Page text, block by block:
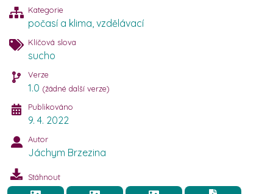
Kategorie
počasí a klima vzdělávací
Klíčová slova
sucho
Verze
1.0 (žádné další verze)
Publikováno
9. 4. 2022
Autor
Jáchym Brzezina
Stáhnout